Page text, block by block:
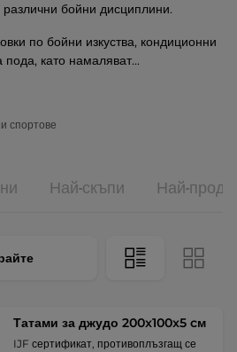
бойни дисциплини.
по бойни изкуства, кондиционни
като намаляват...
спортове
Най-скъпи Най-
Татами за джудо 200x100x5 cм
IJF сертификат, противоплъзгащ се